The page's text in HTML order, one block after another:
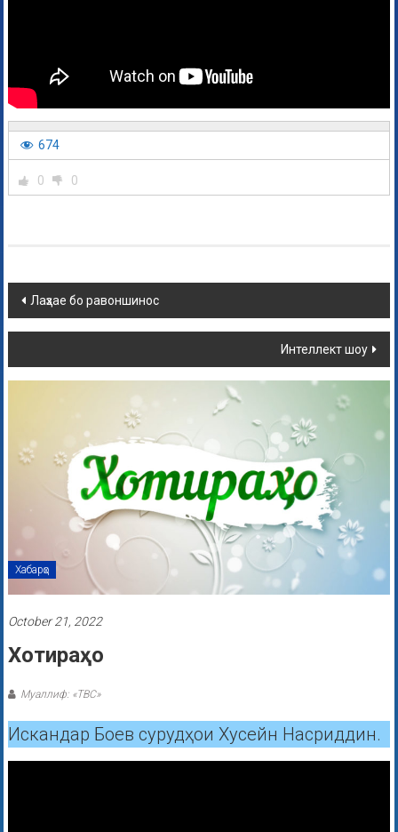
674
0 0
Лаҳзае бо равоншинос
Интеллект шоу
Хабарҳо
October 21, 2022
Хотираҳо
Муаллиф: «ТВС»
Искандар Боев сурудҳои Хусейн Насриддин.